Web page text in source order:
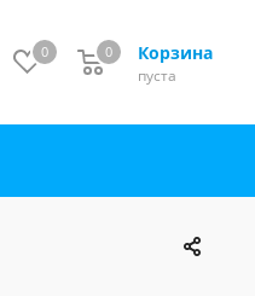
0 Корзина
0
пуста
0